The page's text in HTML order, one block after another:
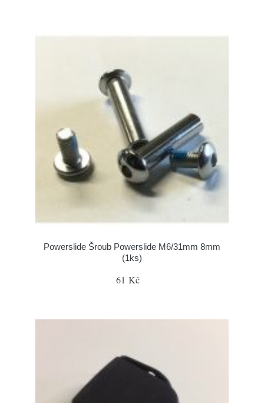
Powerslide Šroub Powerslide M6/31mm 8mm
(1ks)
61 Kč